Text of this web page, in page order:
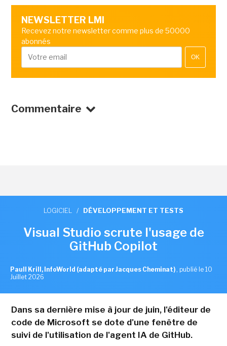
NEWSLETTER LMI
Recevez notre newsletter comme plus de 50000
abonnés
OK
Commentaire
LOGICIEL / DÉVELOPPEMENT ET TESTS
Visual Studio scrute l'usage de
GitHub Copilot
Paull Krill, InfoWorld (adapté par Jacques Cheminat) , publié le 10
Juillet 2026
Dans sa dernière mise à jour de juin, l'éditeur de
code de Microsoft se dote d'une fenêtre de
suivi de l'utilisation de l'agent IA de GitHub.